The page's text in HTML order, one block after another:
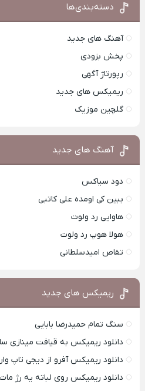
دسته‌بندی‌ها
آهنگ های جدید
پخش بزودی
رپورتاژ آگهی
ریمیکس های جدید
گلچین موزیک
آهنگ های جدید
دود سیاکس
ببین کی اومده علی کاتبی
هاوایی رد ولوت
هولا هوپ رد ولوت
تقاص امیدسلطانی
ریمیکس های جدید
سنگ تمام حمیدرضا بابایی
دانلود ریمیکس به قیافت مینازی
دانلود ریمیکس آفرو از ديجی تاپ
دانلود ریمیکس روی لباته یه رژ